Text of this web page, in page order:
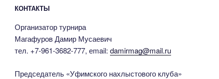
КОНТАКТЫ
Организатор турнира
Магафуров Дамир Мусаевич
тел. +7-961-3682-777, еmail: damirmag@mail.ru
Председатель «Уфимского нахлыстового клуба»